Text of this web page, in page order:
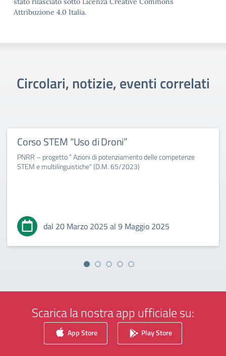
Attribuzione 4.0 Italia.
Circolari, notizie, eventi correlati
Corso STEM “Uso di Droni”
PNRR – progetto ” Azioni di potenziamento delle competenze
STEM e multilinguistiche" (D.M. 65/2023)
dal 20 Marzo 2025 al 9 Maggio 2025
Scarica la nostra app ufficiale su:
App Store Play Store